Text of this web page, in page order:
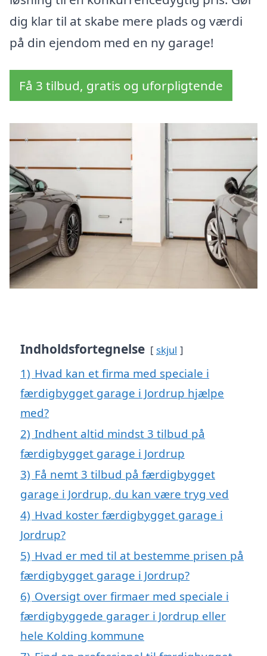
dig klar til at skabe mere plads og værdi
på din ejendom med en ny garage!
Få 3 tilbud, gratis og uforpligtende
Indholdsfortegnelse skjul
1) Hvad kan et firma med speciale i
færdigbygget garage i Jordrup hjælpe
med?
2) Indhent altid mindst 3 tilbud på
færdigbygget garage i Jordrup
3) Få nemt 3 tilbud på færdigbygget
garage i Jordrup, du kan være tryg ved
4) Hvad koster færdigbygget garage i
Jordrup?
5) Hvad er med til at bestemme prisen på
færdigbygget garage i Jordrup?
6) Oversigt over firmaer med speciale i
færdigbyggede garager i Jordrup eller
hele Kolding kommune